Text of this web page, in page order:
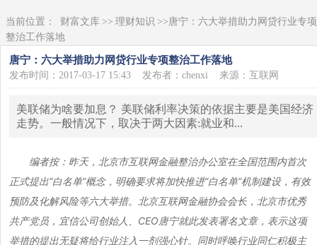
当前位置： 财富文库 >> 理财知识 >>唐宁：六大举措助力网贷行业专项
整治工作落地
唐宁：六大举措助力网贷行业专项整治工作落地
发布时间：2017-03-17 15:43 发布者：chenxi 来源：互联网
美联储为啥要加息？ 美联储利率决策的依据主要是美国经济
走势。一般情况下，取决于两大因素:就业和...
编者按：昨天，北京市互联网金融整治办公室在全国范围内首次
正式提出“白名单”概念，明确要求将加快推进“白名单”机制建设，有效
预防及化解风险等六大举措。北京互联网金融协会会长，北京市优秀
共产党员，宜信公司创始人、CEO唐宁就此发表署名文章，表示这项
举措的提出无疑将给行业注入一剂强心针。同时呼唤行业同仁积极主